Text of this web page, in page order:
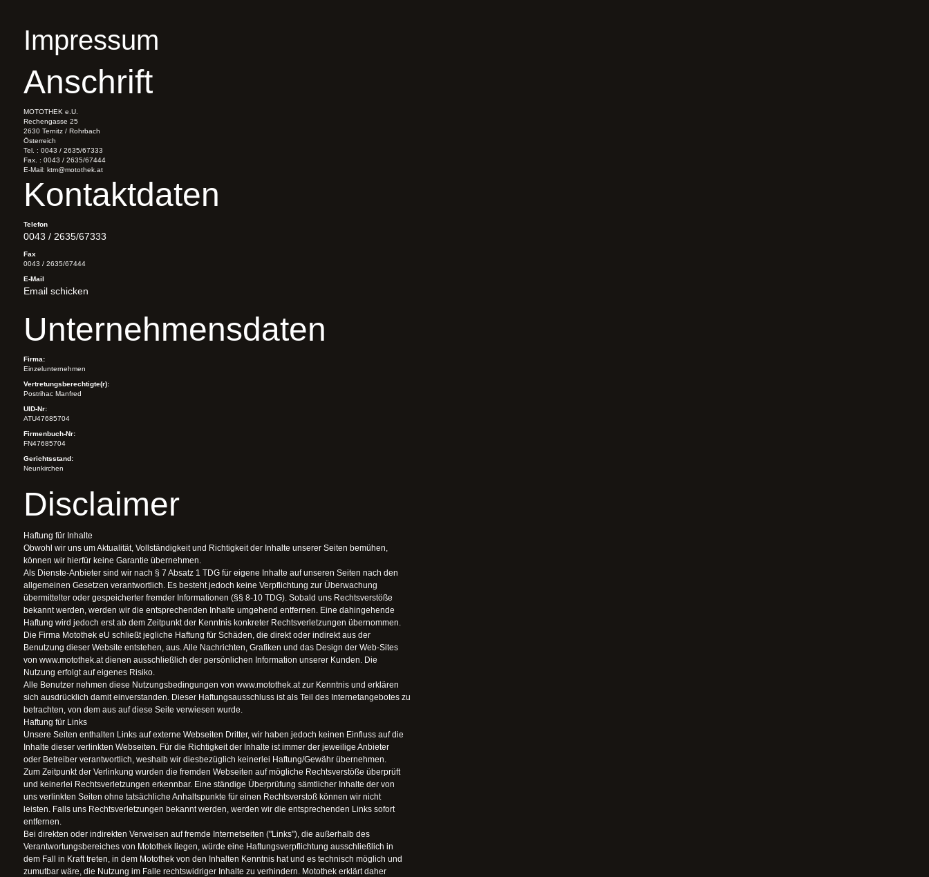
Impressum
Anschrift
MOTOTHEK e.U.
Rechengasse 25
2630 Ternitz / Rohrbach
Österreich
Tel. : 0043 / 2635/67333
Fax. : 0043 / 2635/67444
E-Mail: ktm@motothek.at
Kontaktdaten
Telefon
0043 / 2635/67333
Fax
0043 / 2635/67444
E-Mail
Email schicken
Unternehmensdaten
Firma:
Einzelunternehmen
Vertretungsberechtigte(r):
Postrihac Manfred
UID-Nr:
ATU47685704
Firmenbuch-Nr:
FN47685704
Gerichtsstand:
Neunkirchen
Disclaimer
Haftung für Inhalte
Obwohl wir uns um Aktualität, Vollständigkeit und Richtigkeit der Inhalte unserer Seiten bemühen,
können wir hierfür keine Garantie übernehmen.
Als Dienste-Anbieter sind wir nach § 7 Absatz 1 TDG für eigene Inhalte auf unseren Seiten nach den
allgemeinen Gesetzen verantwortlich. Es besteht jedoch keine Verpflichtung zur Überwachung
übermittelter oder gespeicherter fremder Informationen (§§ 8-10 TDG). Sobald uns Rechtsverstöße
bekannt werden, werden wir die entsprechenden Inhalte umgehend entfernen. Eine dahingehende
Haftung wird jedoch erst ab dem Zeitpunkt der Kenntnis konkreter Rechtsverletzungen übernommen.
Die Firma Motothek eU schließt jegliche Haftung für Schäden, die direkt oder indirekt aus der
Benutzung dieser Website entstehen, aus. Alle Nachrichten, Grafiken und das Design der Web-Sites
von www.motothek.at dienen ausschließlich der persönlichen Information unserer Kunden. Die
Nutzung erfolgt auf eigenes Risiko.
Alle Benutzer nehmen diese Nutzungsbedingungen von www.motothek.at zur Kenntnis und erklären
sich ausdrücklich damit einverstanden. Dieser Haftungsausschluss ist als Teil des Internetangebotes zu
betrachten, von dem aus auf diese Seite verwiesen wurde.
Haftung für Links
Unsere Seiten enthalten Links auf externe Webseiten Dritter, wir haben jedoch keinen Einfluss auf die
Inhalte dieser verlinkten Webseiten. Für die Richtigkeit der Inhalte ist immer der jeweilige Anbieter
oder Betreiber verantwortlich, weshalb wir diesbezüglich keinerlei Haftung/Gewähr übernehmen.
Zum Zeitpunkt der Verlinkung wurden die fremden Webseiten auf mögliche Rechtsverstöße überprüft
und keinerlei Rechtsverletzungen erkennbar. Eine ständige Überprüfung sämtlicher Inhalte der von
uns verlinkten Seiten ohne tatsächliche Anhaltspunkte für einen Rechtsverstoß können wir nicht
leisten. Falls uns Rechtsverletzungen bekannt werden, werden wir die entsprechenden Links sofort
entfernen.
Bei direkten oder indirekten Verweisen auf fremde Internetseiten ("Links"), die außerhalb des
Verantwortungsbereiches von Motothek liegen, würde eine Haftungsverpflichtung ausschließlich in
dem Fall in Kraft treten, in dem Motothek von den Inhalten Kenntnis hat und es technisch möglich und
zumutbar wäre, die Nutzung im Falle rechtswidriger Inhalte zu verhindern. Motothek erklärt daher